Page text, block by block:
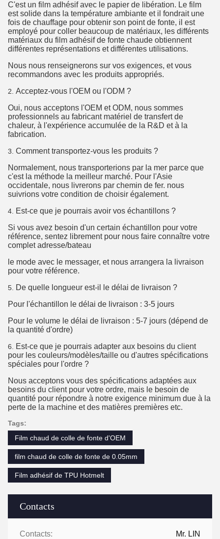
Contacts
Contacts: Mr. LIN
C'est un film adhésif avec le papier de libération. Le film
est solide dans la température ambiante et il fondrait une
fois de chauffage pour obtenir son point de fonte, il est
employé pour coller beaucoup de matériaux, les différents
matériaux du film adhésif de fonte chaude obtiennent
différentes représentations et différentes utilisations.
Nous nous renseignerons sur vos exigences, et vous
recommandons avec les produits appropriés.
2. Acceptez-vous l'OEM ou l'ODM ?
Oui, nous acceptons l'OEM et ODM, nous sommes
professionnels au fabricant matériel de transfert de
chaleur, à l'expérience accumulée de la R&D et à la
fabrication.
3. Comment transportez-vous les produits ?
Normalement, nous transporterions par la mer parce que
c'est la méthode la meilleur marché. Pour l'Asie
occidentale, nous livrerons par chemin de fer. nous
suivrions votre condition de choisir également.
4.
Est-ce que je pourrais avoir vos échantillons ?
Si vous avez besoin d'un certain échantillon pour votre
référence, sentez librement pour nous faire connaître votre
complet adresse/bateau
le mode avec le messager, et nous arrangera la livraison
pour votre référence.
5.
De quelle longueur est-il le délai de livraison ?
Pour l'échantillon le délai de livraison : 3-5 jours
Pour le volume le délai de livraison : 5-7 jours (dépend de
la quantité d'ordre)
6.
Est-ce que je pourrais adapter aux besoins du client
pour les couleurs/modèles/taille ou d'autres spécifications
spéciales pour l'ordre ?
Nous acceptons vous des spécifications adaptées aux
besoins du client pour votre ordre, mais le besoin de
quantité pour répondre à notre exigence minimum due à la
perte de la machine et des matières premières etc.
Tags:
Film chaud de colle de fonte d'OEM
film chaud de colle de fonte de 0.05mm
Film adhésif de TPU Hotmelt